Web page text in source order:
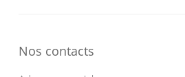
Nos contacts